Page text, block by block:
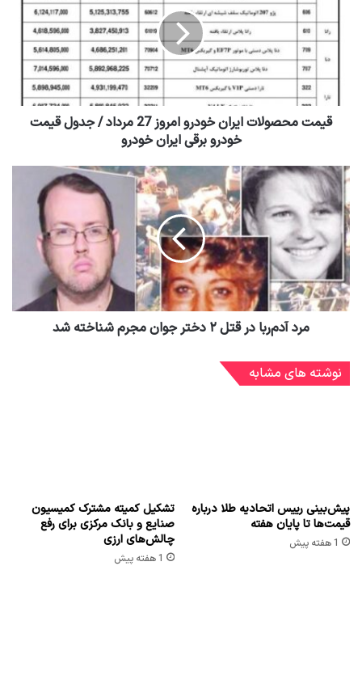
قیمت محصولات ایران خودرو امروز 27 مرداد / جدول قیمت
خودرو برقی ایران خودرو
مرد آدم‌ربا در قتل ۲ دختر جوان مجرم شناخته شد
نوشته های مشابه
پیش‌بینی رییس اتحادیه طلا درباره
قیمت‌ها تا پایان هفته
1 هفته پیش
تشکیل کمیته مشترک کمیسیون
صنایع و بانک مرکزی برای رفع
چالش‌های ارزی
1 هفته پیش